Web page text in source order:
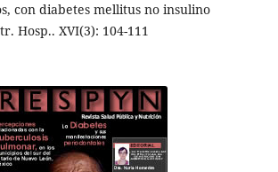
con diabetes mellitus no insulino
Hosp.. XVI(3): 104-111